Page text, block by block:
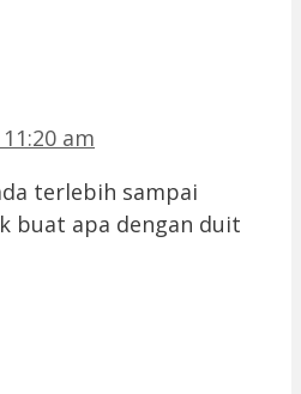
am
terlebih sampai
buat apa dengan duit